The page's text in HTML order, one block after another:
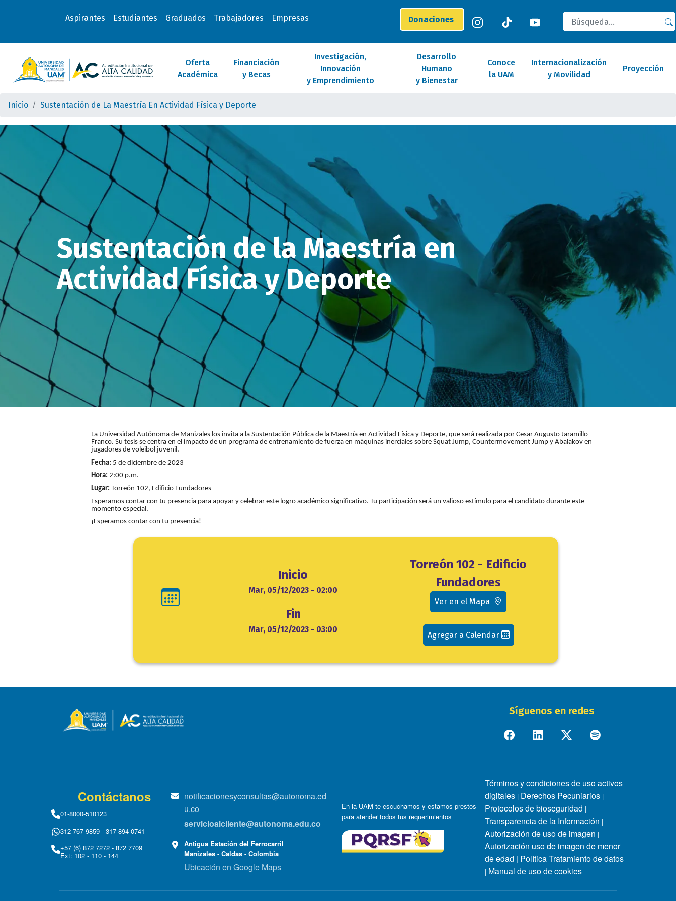
Aspirantes Estudiantes Graduados Trabajadores Empresas Donaciones
Buscar
Oferta
Académica
Financiación
y Becas
Investigación,
Innovación
y Emprendimiento
Desarrollo
Humano
y Bienestar
Conoce
la UAM
Internacionalización
y Movilidad
Proyección
Inicio Sustentación de La Maestría En Actividad Física y Deporte
Sustentación de la Maestría en
Actividad Física y Deporte
Descripción
evento
La Universidad Autónoma de Manizales los invita a la Sustentación Pública de la Maestría en Actividad Física y Deporte, que será realizada por Cesar Augusto Jaramillo
Franco. Su tesis se centra en el impacto de un programa de entrenamiento de fuerza en máquinas inerciales sobre Squat Jump, Countermovement Jump y Abalakov en
jugadores de voleibol juvenil.
Fecha: 5 de diciembre de 2023
Hora: 2:00 p.m.
Lugar: Torreón 102, Edificio Fundadores
Esperamos contar con tu presencia para apoyar y celebrar este logro académico significativo. Tu participación será un valioso estímulo para el candidato durante este
momento especial.
¡Esperamos contar con tu presencia!
Inicio
Mar, 05/12/2023 - 02:00
Fin
Mar, 05/12/2023 - 03:00
Ubicación
Torreón 102 - Edificio
Fundadores
Ver en el Mapa
Agregar a Calendar
Síguenos en redes
Contáctanos
01-8000-510123
312 767 9859 - 317 894 0741
+57 (6) 872 7272 - 872 7709
Ext: 102 - 110 - 144
notificacionesyconsultas@autonoma.ed
u.co
servicioalcliente@autonoma.edu.co
Antigua Estación del Ferrocarril
Manizales - Caldas - Colombia
Ubicación en Google Maps
En la UAM te escuchamos y estamos prestos
para atender todos tus requerimientos
Términos y condiciones de uso activos
digitales | Derechos Pecuniarios |
Protocolos de bioseguridad |
Transparencia de la Información |
Autorización de uso de imagen |
Autorización uso de imagen de menor
de edad | Política Tratamiento de datos
| Manual de uso de cookies